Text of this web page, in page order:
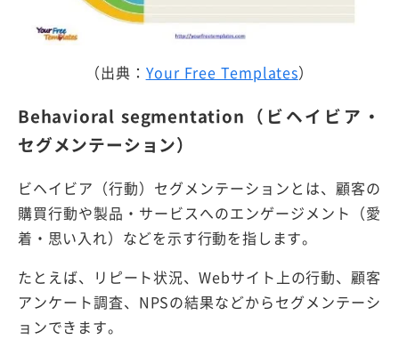
（出典： Your Free Templates）
Behavioral segmentation（ビヘイビア・
セグメンテーション）
ビヘイビア（行動）セグメンテーションとは、顧客の
購買行動や製品・サービスへのエンゲージメント（愛
着・思い入れ）などを示す行動を指します。
たとえば、リピート状況、Webサイト上の行動、顧客
アンケート調査、NPSの結果などからセグメンテーシ
ョンできます。